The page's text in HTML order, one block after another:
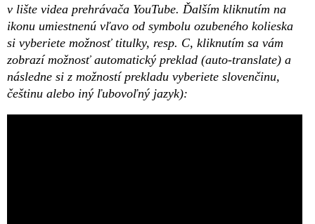
v lište videa prehrávača YouTube. Ďalším kliknutím na
ikonu umiestnenú vľavo od symbolu ozubeného kolieska
si vyberiete možnosť titulky, resp. C, kliknutím sa vám
zobrazí možnosť automatický preklad (auto-translate) a
následne si z možností prekladu vyberiete slovenčinu,
češtinu alebo iný ľubovoľný jazyk):